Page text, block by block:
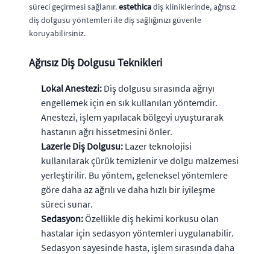
süreci geçirmesi sağlanır.estethicadiş kliniklerinde, ağrısız
diş dolgusu yöntemleri ile diş sağlığınızı güvenle
koruyabilirsiniz.
Ağrısız Diş Dolgusu Teknikleri
Lokal Anestezi: Diş dolgusu sırasında ağrıyı
engellemek için en sık kullanılan yöntemdir.
Anestezi, işlem yapılacak bölgeyi uyuşturarak
hastanın ağrı hissetmesini önler.
Lazerle Diş Dolgusu: Lazer teknolojisi
kullanılarak çürük temizlenir ve dolgu malzemesi
yerleştirilir. Bu yöntem, geleneksel yöntemlere
göre daha az ağrılı ve daha hızlı bir iyileşme
süreci sunar.
Sedasyon:Özellikle diş hekimi korkusu olan
hastalar için sedasyon yöntemleri uygulanabilir.
Sedasyon sayesinde hasta, işlem sırasında daha